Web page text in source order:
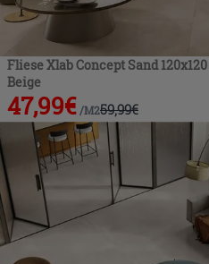
Fliese Xlab Concept Sand
Beige
47,99€ /M259,99€